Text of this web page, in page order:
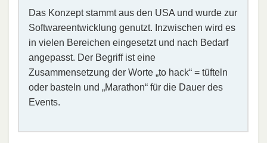
Das Konzept stammt aus den USA und wurde zur
Softwareentwicklung genutzt. Inzwischen wird es
in vielen Bereichen eingesetzt und nach Bedarf
angepasst. Der Begriff ist eine
Zusammensetzung der Worte „to hack“ = tüfteln
oder basteln und „Marathon“ für die Dauer des
Events.